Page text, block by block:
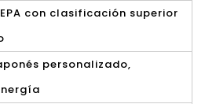
con clasificación superior
personalizado,